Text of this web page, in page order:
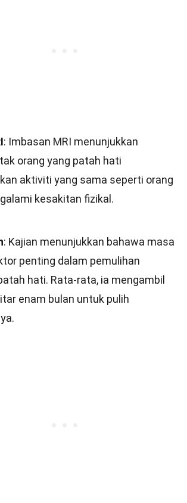
: Imbasan MRI menunjukkan
orang yang patah hati
aktiviti yang sama seperti orang
kesakitan fizikal.
: Kajian menunjukkan bahawa masa
penting dalam pemulihan
hati. Rata-rata, ia mengambil
enam bulan untuk pulih